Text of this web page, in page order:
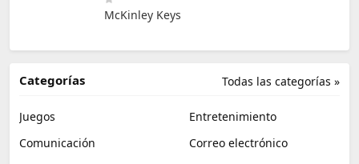
McKinley Keys
Todas las categorías »
Categorías
Juegos
Entretenimiento
Comunicación
Correo electrónico